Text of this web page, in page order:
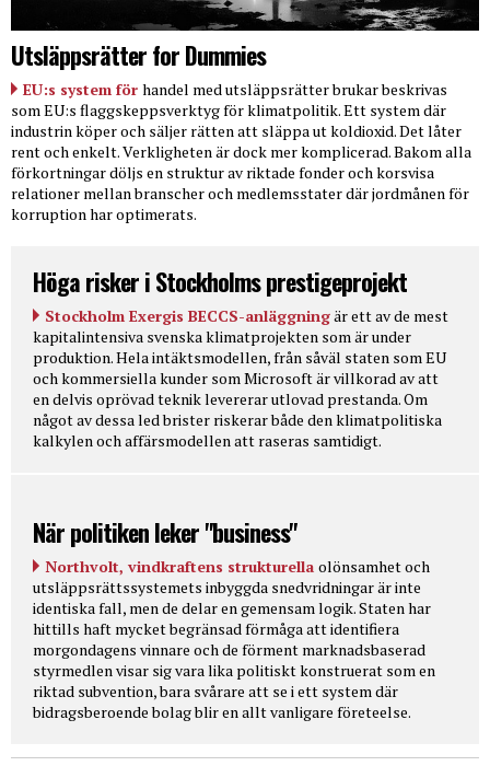
Utsläppsrätter for Dummies
EU:s system för handel med utsläppsrätter brukar beskrivas
som EU:s flaggskeppsverktyg för klimatpolitik. Ett system där
industrin köper och säljer rätten att släppa ut koldioxid. Det låter
rent och enkelt. Verkligheten är dock mer komplicerad. Bakom alla
förkortningar döljs en struktur av riktade fonder och korsvisa
relationer mellan branscher och medlemsstater där jordmånen för
korruption har optimerats.
Höga risker i Stockholms prestigeprojekt
Stockholm Exergis BECCS-anläggningär ett av de mest
kapitalintensiva svenska klimatprojekten som är under
produktion. Hela intäktsmodellen, från såväl staten som EU
och kommersiella kunder som Microsoft är villkorad av att
en delvis oprövad teknik levererar utlovad prestanda. Om
något av dessa led brister riskerar både den klimatpolitiska
kalkylen och affärsmodellen att raseras samtidigt.
När politiken leker "business"
Northvolt, vindkraftens strukturella olönsamhet och
utsläppsrättssystemets inbyggda snedvridningar är inte
identiska fall, men de delar en gemensam logik. Staten har
hittills haft mycket begränsad förmåga att identifiera
morgondagens vinnare och de förment marknadsbaserad
styrmedlen visar sig vara lika politiskt konstruerat som en
riktad subvention, bara svårare att se i ett system där
bidragsberoende bolag blir en allt vanligare företeelse.